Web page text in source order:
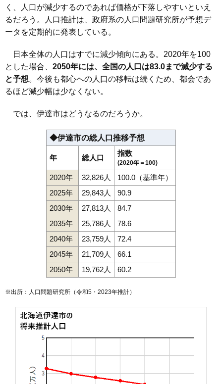
く、人口が減少するのであれば価格が下落しやすいといえ
るだろう。人口推計は、政府系の人口問題研究所が予想デ
ータを定期的に発表している。
日本全体の人口はすでに減少傾向にある。2020年を100
とした場合、 2050年には、全国の人口は83.0まで減少する
と予想。今後も都心への人口の移転は続くため、都会であ
るほど減少幅は少なくない。
では、伊達市はどうなるのだろうか。
◆伊達市の総人口推移予想
年 総人口
指数
(2020年＝100)
2020年 32,826人
100.0（基準年）
2025年
29,843人
90.9
2030年
27,813人
84.7
2035年
25,786人
78.6
2040年
23,759人
72.4
2045年
21,709人
66.1
2050年
19,762人 60.2
※出所：人口問題研究所（令和5・2023年推計）